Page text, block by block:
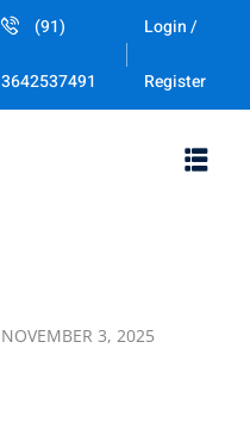
(91)
3642537491
Login /
Register
NOVEMBER 3, 2025